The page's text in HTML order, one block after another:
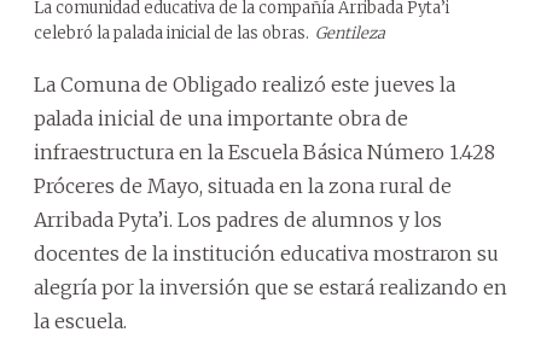
La comunidad educativa de la compañía Arribada Pyta’i
celebró la palada inicial de las obras. Gentileza
La Comuna de Obligado realizó este jueves la
palada inicial de una importante obra de
infraestructura en la Escuela Básica Número 1.428
Próceres de Mayo, situada en la zona rural de
Arribada Pyta’i. Los padres de alumnos y los
docentes de la institución educativa mostraron su
alegría por la inversión que se estará realizando en
la escuela.